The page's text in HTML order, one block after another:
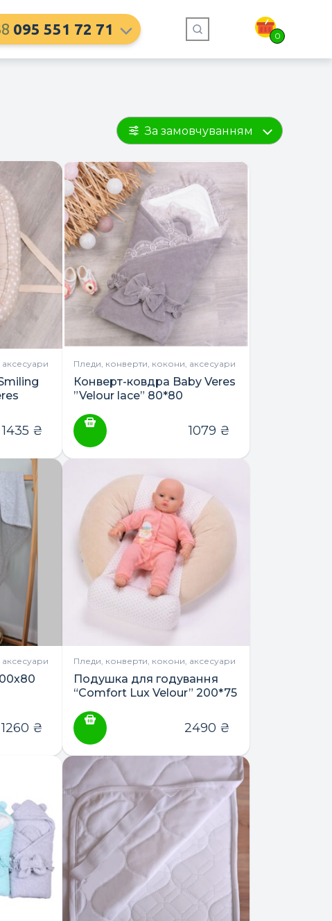
095 551 72 71 0
За замовчуванням
1435 ₴
Пледи, конверти, кокони, аксесуари
Конверт-ковдра Baby Veres
”Velour lace” 80*80
1079 ₴
1260 ₴
Пледи, конверти, кокони, аксесуари
Подушка для годування
“Comfort Lux Velour” 200*75
2490 ₴